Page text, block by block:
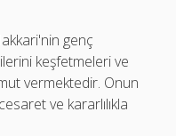
genç
keşfetmeleri ve
vermektedir. Onun
ve kararlılıkla